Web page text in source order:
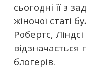
сьогодні її з
жіночої статі
Робертс,
блогерів.